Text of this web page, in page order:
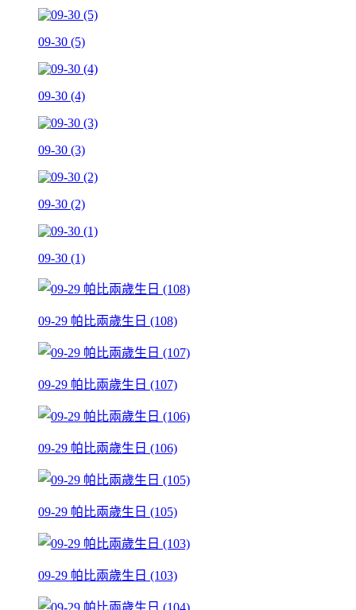
09-30 (5)
09-30 (4)
09-30 (3)
09-30 (2)
09-30 (1)
09-29 帕比兩歲生日 (108)
09-29 帕比兩歲生日 (107)
09-29 帕比兩歲生日 (106)
09-29 帕比兩歲生日 (105)
09-29 帕比兩歲生日 (103)